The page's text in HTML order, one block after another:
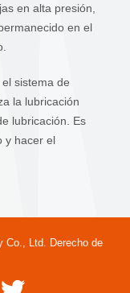
en alta presión,
en el
sistema de
la lubricación
lubricación. Es
y hacer el
Co., Ltd. Derecho de